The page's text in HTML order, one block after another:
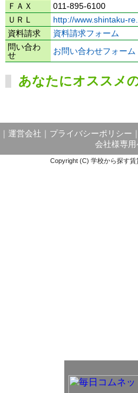
ＦＡＸ
011-895-6100
ＵＲＬ
http://www.shintaku-
資料請求
資料請求フォーム
問い合わ
せ
お問い合わせフォーム
あなたにオススメ
運営会社 プライバシーポリシー
会社様専用
Copyright (C) 学校から探す